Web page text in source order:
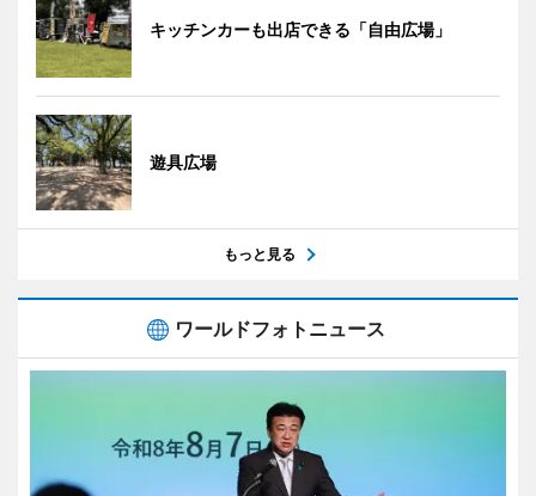
キッチンカーも出店できる「自由広場」
遊具広場
もっと見る
ワールドフォトニュース